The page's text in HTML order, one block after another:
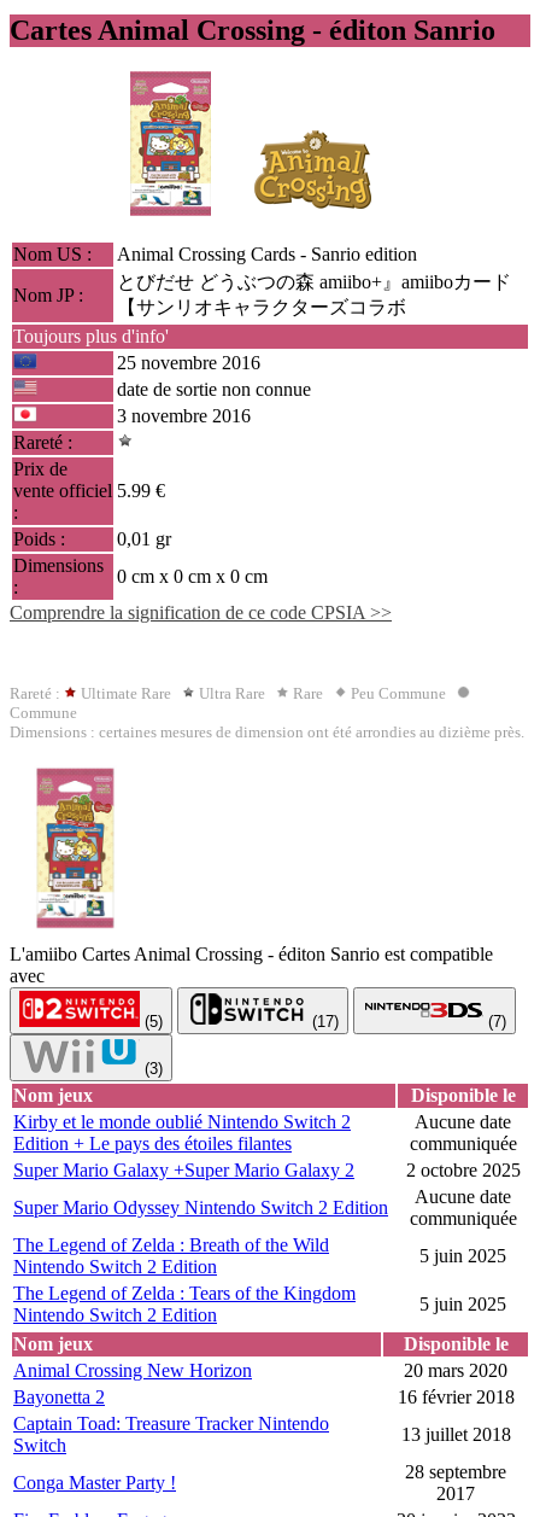
Cartes Animal Crossing - éditon Sanrio
Nom US :
Animal Crossing Cards - Sanrio edition
Nom JP :
とびだせ どうぶつの森 amiibo+』amiiboカード
【サンリオキャラクターズコラボ
Toujours plus d'info'
25 novembre 2016
date de sortie non connue
3 novembre 2016
Rareté :
Prix de
vente officiel
:
5.99 €
Poids :
0,01 gr
Dimensions
:
0 cm x 0 cm x 0 cm
Comprendre la signification de ce code CPSIA >>
Rareté : Ultimate Rare Ultra Rare Rare
Peu Commune
Commune
Dimensions : certaines mesures de dimension ont été arrondies au dizième près.
L'amiibo Cartes Animal Crossing - éditon Sanrio est compatible
avec
(5) (17) (7)
(3)
Nom jeux
Disponible le
Kirby et le monde oublié Nintendo Switch 2
Edition + Le pays des étoiles filantes
Aucune date
communiquée
Super Mario Galaxy +Super Mario Galaxy 2
2 octobre 2025
Super Mario Odyssey Nintendo Switch 2 Edition
Aucune date
communiquée
The Legend of Zelda : Breath of the Wild
Nintendo Switch 2 Edition
5 juin 2025
The Legend of Zelda : Tears of the Kingdom
Nintendo Switch 2 Edition
5 juin 2025
Nom jeux
Disponible le
Animal Crossing New Horizon
20 mars 2020
Bayonetta 2
16 février 2018
Captain Toad: Treasure Tracker Nintendo
Switch
13 juillet 2018
Conga Master Party !
28 septembre
2017